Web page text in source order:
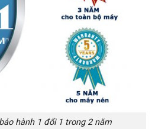
hành 1 đổi 1 trong 2 năm